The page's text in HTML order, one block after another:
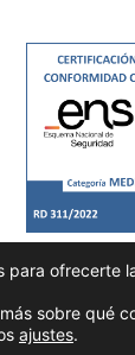
© 2026 |
para ofrecerte
sobre qué
ajustes.